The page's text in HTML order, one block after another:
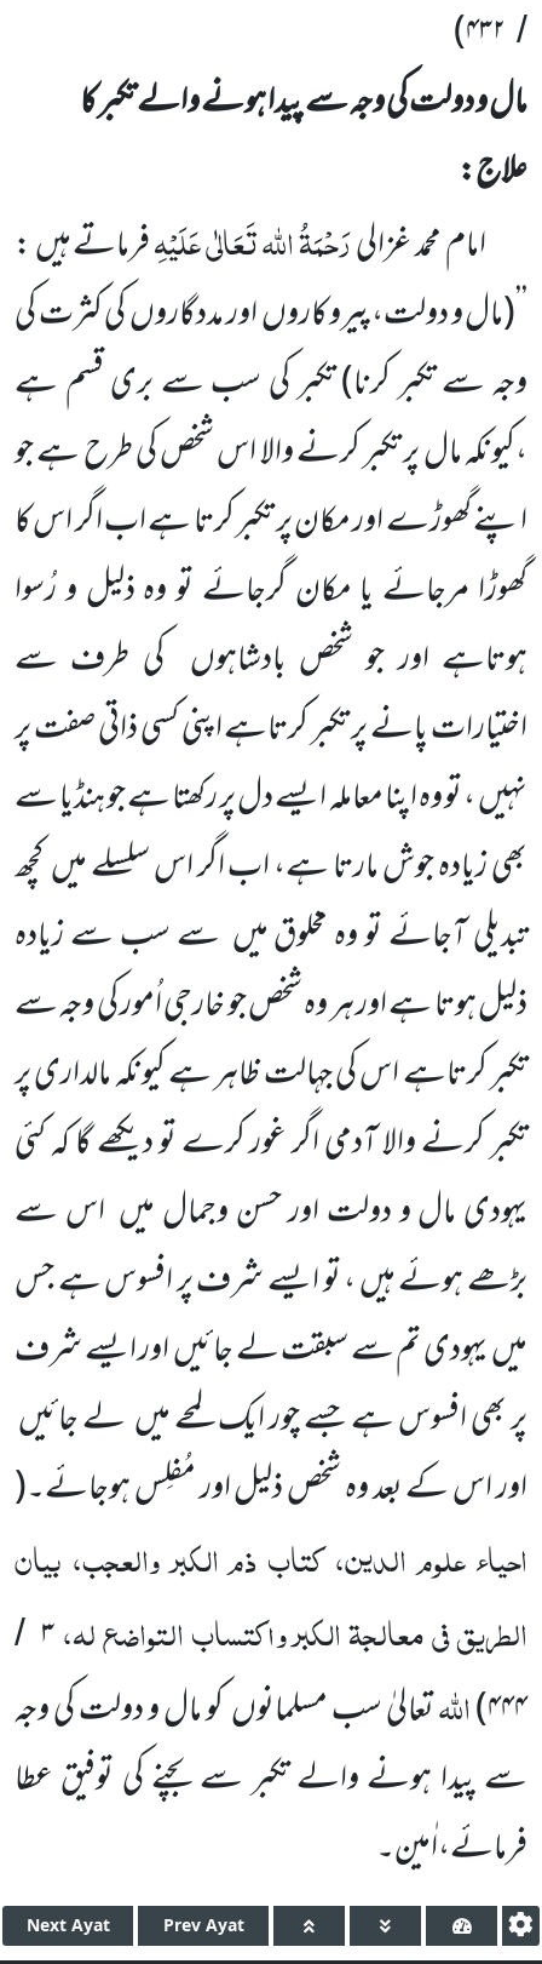
/ ۴۳۲)
مال و دولت کی وجہ سے پیدا ہونے والے تکبر کا
علاج:
امام محمد غزالیرَحْمَۃُ اللہ تَعَالٰی عَلَیْہِفرماتے ہیں :
’’(مال و دولت،پیرو کاروںاور مددگاروںکی کثرت کی
وجہ سے تکبر کرنا)تکبر کی سب سے بری قسم ہے
،کیونکہ مال پر تکبر کرنے والا اس شخص کی طرح ہے جو
اپنے گھوڑے اور مکان پر تکبر کرتا ہے اب اگر اس کا
گھوڑا مرجائے یا مکان گرجائے تو وہ ذلیل و رُسوا
ہوتاہے اور جو شخص بادشاہوں کی طرف سے
اختیاراتپانے پر تکبر کرتاہے اپنی کسی ذاتی صفت پر
نہیں، تو وہ اپنا معاملہ ایسے دل پر رکھتا ہے جو ہنڈیا سے
بھی زیادہ جوش مارتاہے، اب اگر اس سلسلے میںکچھ
تبدیلی آجائے تو وہ مخلوق میں سے سب سے زیادہ
ذلیل ہوتا ہے اور ہر وہ شخص جو خارجی اُمور کی وجہ سے
تکبر کرتاہے اس کی جہالت ظاہر ہے کیونکہ مالداری پر
تکبر کرنے والا آدمی اگر غور کرے تو دیکھے گا کہ کئی
یہودی مال و دولت اور حسن وجمال میں اس سے
بڑھے ہوئے ہیں ، تو ایسے شرف پر افسوس ہے جس
میںیہودی تم سے سبقت لے جائیںاور ایسے شرف
پر بھی افسوس ہے جسے چور ایک لمحے میںلے جائیں
اور اس کے بعد وہ شخص ذلیل اورمُفلِس ہوجائے۔(
احیاء علوم الدین، کتاب ذم الکبر والعجب، بیان
الطریق فی معالجۃ الکبر واکتساب التواضع لہ،۳ /
۴۴۴)اللہتعالیٰ سب مسلمانوںکو مال و دولت کی وجہ
سے پیدا ہونے والےتکبر سے بچنے کی توفیق عطا
فرمائے،اٰمین۔
Next Ayat Prev Ayat